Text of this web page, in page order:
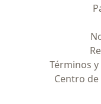
Términos
Centro